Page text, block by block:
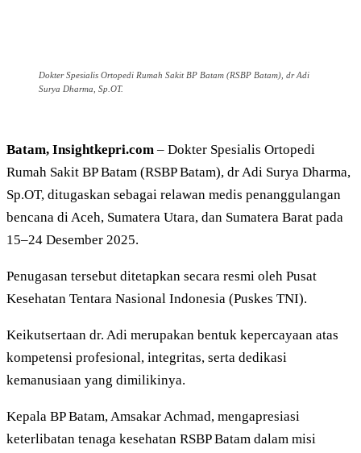
Dokter Spesialis Ortopedi Rumah Sakit BP Batam (RSBP Batam), dr Adi
Surya Dharma, Sp.OT.
Batam, Insightkepri.com – Dokter Spesialis Ortopedi
Rumah Sakit BP Batam (RSBP Batam), dr Adi Surya Dharma,
Sp.OT, ditugaskan sebagai relawan medis penanggulangan
bencana di Aceh, Sumatera Utara, dan Sumatera Barat pada
15–24 Desember 2025.
Penugasan tersebut ditetapkan secara resmi oleh Pusat
Kesehatan Tentara Nasional Indonesia (Puskes TNI).
Keikutsertaan dr. Adi merupakan bentuk kepercayaan atas
kompetensi profesional, integritas, serta dedikasi
kemanusiaan yang dimilikinya.
Kepala BP Batam, Amsakar Achmad, mengapresiasi
keterlibatan tenaga kesehatan RSBP Batam dalam misi